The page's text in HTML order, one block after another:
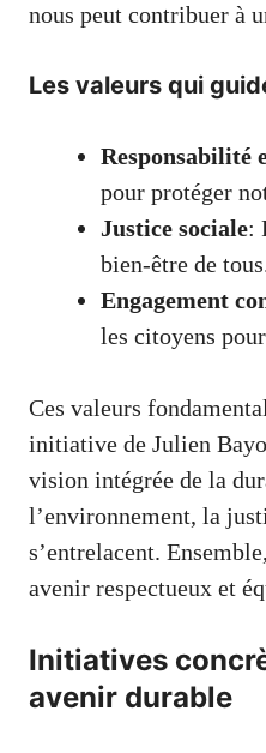
nous peut contribuer à
Les valeurs qui
Responsabilité
pour protéger
Justice sociale:
bien-être de
Engagement
les citoyens
Ces valeurs
initiative de Julien
vision intégrée de la
l’environnement, la
s’entrelacent.
avenir respectueux et
Initiatives
avenir durable